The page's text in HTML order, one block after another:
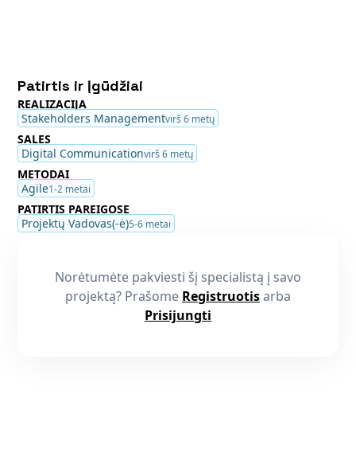
Patirtis ir Įgūdžiai
REALIZACIJA
Stakeholders Managementvirš 6 metų
SALES
Digital Communicationvirš 6 metų
METODAI
Agile1-2 metai
PATIRTIS PAREIGOSE
Projektų Vadovas(-ė)5-6 metai
Norėtumėte pakviesti šį specialistą į savo
projektą? Prašome Registruotisarba
Prisijungti